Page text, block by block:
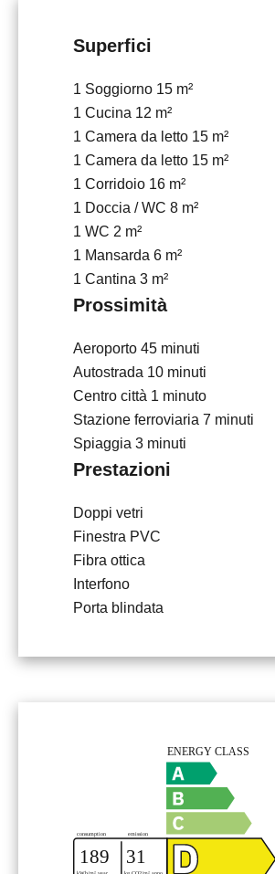
Superfici
1 Soggiorno 15 m²
1 Cucina 12 m²
1 Camera da letto 15 m²
1 Camera da letto 15 m²
1 Corridoio 16 m²
1 Doccia / WC 8 m²
1 WC 2 m²
1 Mansarda 6 m²
1 Cantina 3 m²
Prossimità
Aeroporto 45 minuti
Autostrada 10 minuti
Centro città 1 minuto
Stazione ferroviaria 7 minuti
Spiaggia 3 minuti
Prestazioni
Doppi vetri
Finestra PVC
Fibra ottica
Interfono
Porta blindata